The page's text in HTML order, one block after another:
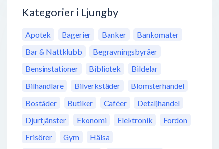
Kategorier i Ljungby
Apotek Bagerier Banker
Bankomater
Bar & Nattklubb
Begravningsbyråer
Bensinstationer
Bibliotek
Bildelar
Bilhandlare
Bilverkstäder
Blomsterhandel
Bostäder
Butiker Caféer
Detaljhandel
Djurtjänster
Ekonomi Elektronik
Fordon
Frisörer
Gym
Hälsa